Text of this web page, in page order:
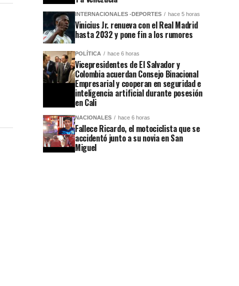
INTERNACIONALES -DEPORTES hace 5 horas
Vinicius Jr. renueva con el Real Madrid
hasta 2032 y pone fin a los rumores
POLÍTICA hace 6 horas
Vicepresidentes de El Salvador y
Colombia acuerdan Consejo Binacional
Empresarial y cooperan en seguridad e
inteligencia artificial durante posesión
en Cali
NACIONALES hace 6 horas
Fallece Ricardo, el motociclista que se
accidentó junto a su novia en San
Miguel